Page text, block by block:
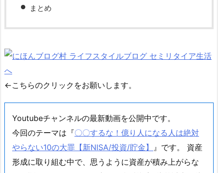
まとめ
←こちらのクリックをお願いします。
Youtubeチャンネルの最新動画を公開中です。
今回のテーマは『〇〇するな！億り人になる人は絶対
やらない10の大罪【新NISA/投資/貯金】 』です。 資産
形成に取り組む中で、思うように資産が積み上がらな